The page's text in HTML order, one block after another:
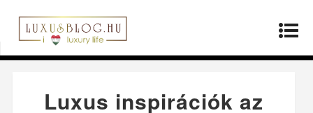
Kezdőlap»Életmód
Luxus inspirációk az Ön
számára – íróasztal ötlet
Luxus inspirációk az